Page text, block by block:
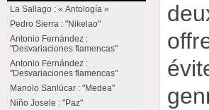
La Sallago : « Antología »
Pedro Sierra : "Nikelao"
Antonio Fernández :
"Desvariaciones flamencas"
Antonio Fernández :
"Desvariaciones flamencas"
Manolo Sanlúcar : "Medea"
Niño Josele : "Paz"